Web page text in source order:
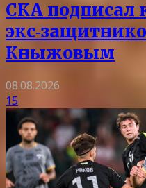
СКА подписал
Кныжовым
08.08.2026
15